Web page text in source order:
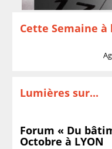
Cette Semaine à
Lumières sur...
Forum « Du
Octobre à LYON